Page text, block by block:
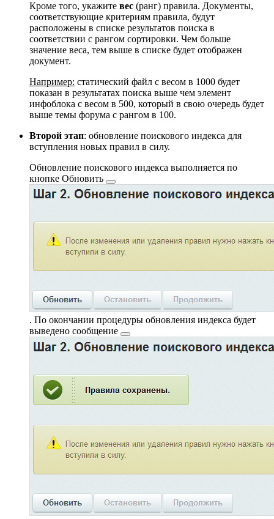
Кроме того, укажите вес (ранг) правила. Документы,
соответствующие критериям правила, будут
расположены в списке результатов поиска в
соответствии с рангом сортировки. Чем больше
значение веса, тем выше в списке будет отображен
документ.
Например: статический файл с весом в 1000 будет
показан в результатах поиска выше чем элемент
инфоблока с весом в 500, который в свою очередь будет
выше темы форума с рангом в 100.
Второй этап: обновление поискового индекса для
вступления новых правил в силу.
Обновление поискового индекса выполняется по
кнопке Обновить
. По окончании процедуры обновления индекса будет
выведено сообщение